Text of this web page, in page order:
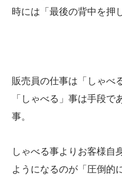
時には「最後の背中を押
販売員の仕事は「しゃべ
「しゃべる」事は手段で
事。
しゃべる事よりお客様自
ようになるのが「圧倒的